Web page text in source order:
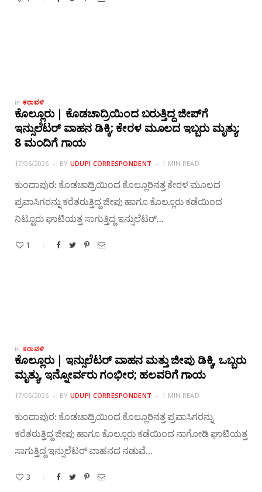
In ಕರಾವಳಿ
ಕೊಲ್ಲೂರು | ಕೊಡಚಾದ್ರಿಯಿಂದ ಬರುತ್ತಿದ್ದ ಜೀಪ್‌ಗೆ
ಇನ್ಸುಲೆಟರ್ ವಾಹನ ಡಿಕ್ಕಿ; ಕೇರಳ ಮೂಲದ ಇಬ್ಬರು ಮೃತ್ಯು:
8 ಮಂದಿಗೆ ಗಾಯ
17/05/2026 BY UDUPI CORRESPONDENT 1 MIN READ
ಕುಂದಾಪುರ: ಕೊಡಚಾದ್ರಿಯಿಂದ ಕೊಲ್ಲೂರಿನತ್ತ ಕೇರಳ ಮೂಲದ
ಪ್ರವಾಸಿಗರನ್ನು ಕರೆತರುತ್ತಿದ್ದ ಜೀಪು ಹಾಗೂ ಕೊಲ್ಲೂರು ಕಡೆಯಿಂದ
ನಿಟ್ಟೂರು ಘಾಟಿಯತ್ತ ಸಾಗುತ್ತಿದ್ದ ಇನ್ಸುಲೆಟರ್…
1
In ಕರಾವಳಿ
ಕೊಲ್ಲೂರು | ಇನ್ಸುಲೆಟರ್ ವಾಹನ ಮತ್ತು ಜೀಪು ಡಿಕ್ಕಿ, ಒಬ್ಬರು
ಮೃತ್ಯು, ಇನ್ನೋರ್ವರು ಗಂಭೀರ; ಹಲವರಿಗೆ ಗಾಯ
17/05/2026 BY UDUPI CORRESPONDENT 1 MIN READ
ಕುಂದಾಪುರ: ಕೊಡಚಾದ್ರಿಯಿಂದ ಕೊಲ್ಲೂರಿನತ್ತ ಪ್ರವಾಸಿಗರನ್ನು
ಕರೆತರುತ್ತಿದ್ದ ಜೀಪು ಹಾಗೂ ಕೊಲ್ಲೂರು ಕಡೆಯಿಂದ ನಾಗೋಡಿ ಘಾಟಿಯತ್ತ
ಸಾಗುತ್ತಿದ್ದ ಇನ್ಸುಲೆಟರ್ ವಾಹನದ ನಡುವೆ…
3